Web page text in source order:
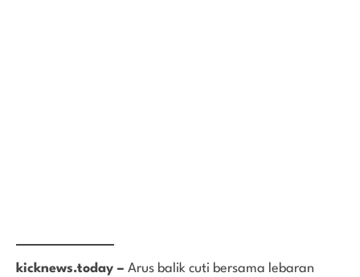
kicknews.today – Arus balik cuti bersama lebaran